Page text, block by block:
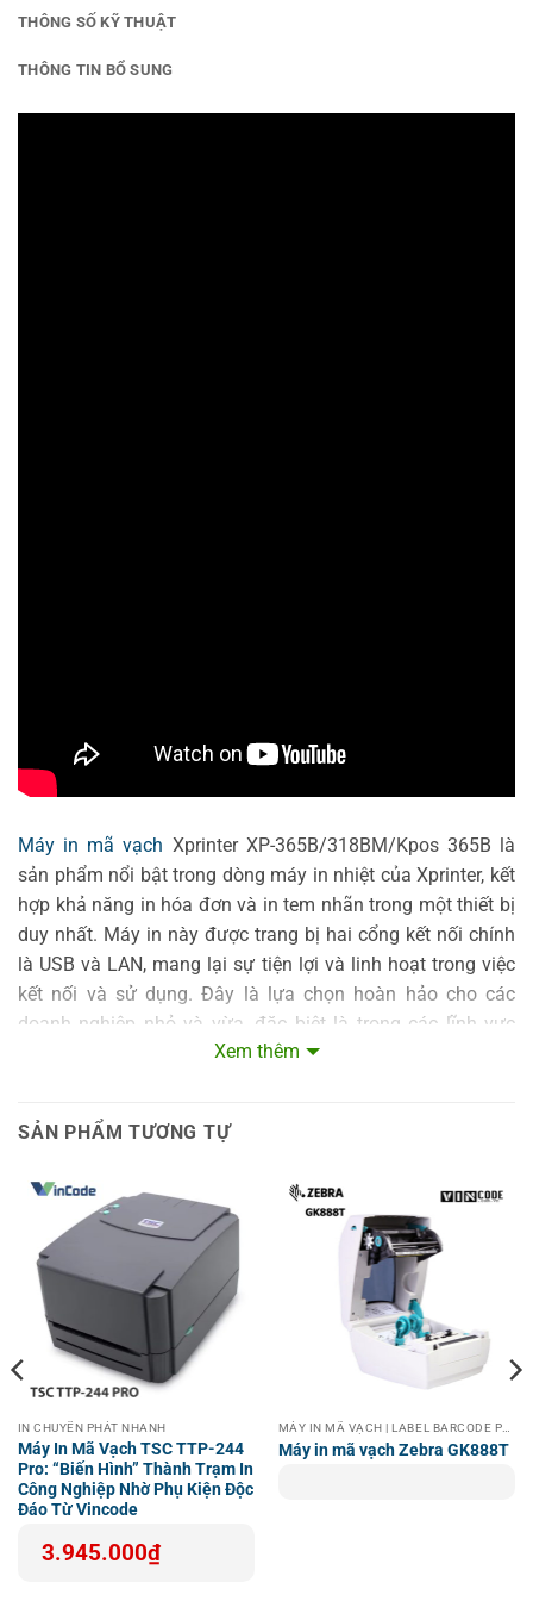
THÔNG SỐ KỸ THUẬT
THÔNG TIN BỔ SUNG
Máy in mã vạch Xprinter XP-365B/318BM/Kpos 365B là
sản phẩm nổi bật trong dòng máy in nhiệt của Xprinter, kết
hợp khả năng in hóa đơn và in tem nhãn trong một thiết bị
duy nhất. Máy in này được trang bị hai cổng kết nối chính
là USB và LAN, mang lại sự tiện lợi và linh hoạt trong việc
kết nối và sử dụng. Đây là lựa chọn hoàn hảo cho các
doanh nghiệp nhỏ và vừa, đặc biệt là trong các lĩnh vực
bán lẻ, logistics và dịch vụ.
Máy in nhiệt 2 trong 1 là thiết bị có khả năng in cả hóa đơn
và tem nhãn, sử dụng công nghệ in nhiệt trực tiếp. Thiết bị
này được thiết kế để chuyển đổi dễ dàng giữa hai chế độ
in, giúp người dùng tiết kiệm chi phí và không gian khi chỉ
cần sử dụng một máy in cho cả hai mục đích.
Xem thêm
SẢN PHẨM TƯƠNG TỰ
IN CHUYỂN PHÁT NHANH
Máy In Mã Vạch TSC TTP-244
Pro: “Biến Hình” Thành Trạm In
Công Nghiệp Nhờ Phụ Kiện Độc
Đáo Từ Vincode
3.945.000₫
MÁY IN MÃ VẠCH | LABEL BARCODE PRINTER
Máy in mã vạch Zebra GK888T